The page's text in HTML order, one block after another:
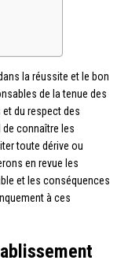
la réussite et le bon
de la tenue des
du respect des
connaître les
toute dérive ou
en revue les
et les conséquences
à ces